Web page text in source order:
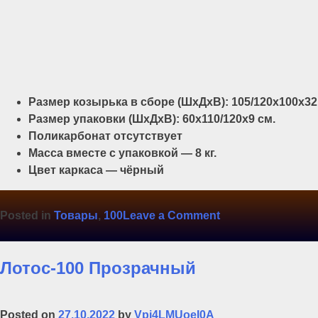
Размер козырька в сборе (ШхДхВ): 105/
Размер упаковки (ШхДхВ): 60х110/120х9 см.
Поликарбонат отсутствует
Масса вместе с упаковкой — 8 кг.
Цвет каркаса — чёрный
Posted in Товары, 100Leave a Commenton
Лотос-100 Прозрачный
Posted on 27.10.2022 by Vpi4LMUoeI0A